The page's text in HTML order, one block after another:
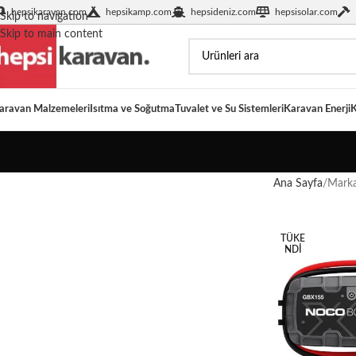
Skip to navigation
Skip to main content
hepsikaravan.com hepsikamp.com hepsideniz.com hepsisolar.com
Malzemeleri Isıtma ve SoğutmaTuvalet ve Su SistemleriKaravan Enerji
Ana Sayfa
TÜKE
NDI